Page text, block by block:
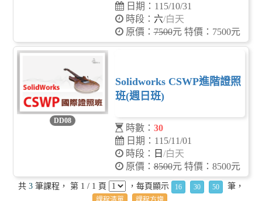
日期：115/10/31
時段： 六/白天
原價：7500元 特價：7500元
DD08
Solidworks CSWP進階證照
班(週日班)
時數： 30
日期：115/11/01
時段：
日 /白天
原價：8500元 特價：8500元
共 3 筆課程， 第 1 / 1 頁 ，每頁顯示 16 30 50 筆，